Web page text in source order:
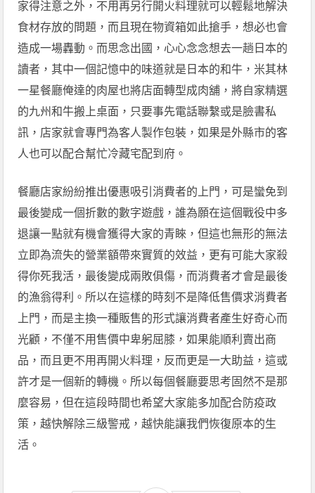
家得注意之外，不用再另行開火料理就可以輕鬆地解決
食材存放的問題，而且現在物資箱如此搶手，想必也會
造成一場轟動。而思念出國，心心念念想去一趟日本的
讀者，其中一個記憶中的味道就是日本的和牛，米其林
一星餐廳俺達的肉屋也將店面轉型成肉舖，將自家精選
的九州和牛搬上桌面，只要事先電話聯繫或是臉書私
訊，店家就會專門為客人製作包裝，如果是外縣市的客
人也可以配合幫忙冷藏宅配到府。
餐廳店家紛紛推出優惠吸引消費者的上門，可是蠻免到
最後變成一個折數的數字遊戲，誰為願在這個戰役中多
退讓一點就有機會獲得大家的青睞，但這也無形的無法
立即為流失的營業額帶來實質的效益，更有可能大家殺
得你死我活，最後變成兩敗俱傷，而消費者才會是最後
的漁翁得利。所以在這樣的時刻不是降低售價求消費者
上門，而是主換一種販售的形式讓消費者產生好奇心而
光顧，不僅不用售價中卑躬屈膝，如果能順利賣出商
品，而且更不用再開火料理，反而更是一大助益，這或
許才是一個新的轉機。所以每個餐廳要思考固然不是那
麼容易，但在這段時間也希望大家能多加配合防疫政
策，越快解除三級警戒，越快能讓我們恢復原本的生
活。